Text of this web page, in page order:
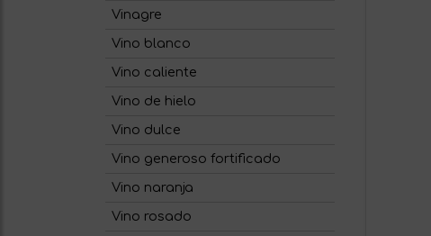
Vinagre
Vino blanco
Vino caliente
Vino de hielo
Vino dulce
Vino generoso fortificado
Vino naranja
Vino rosado